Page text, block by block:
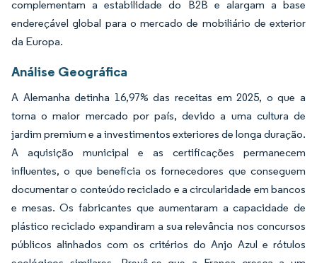
complementam a estabilidade do B2B e alargam a base
endereçável global para o mercado de mobiliário de exterior
da Europa.
Análise Geográfica
A Alemanha detinha 16,97% das receitas em 2025, o que a
torna o maior mercado por país, devido a uma cultura de
jardim premium e a investimentos exteriores de longa duração.
A aquisição municipal e as certificações permanecem
influentes, o que beneficia os fornecedores que conseguem
documentar o conteúdo reciclado e a circularidade em bancos
e mesas. Os fabricantes que aumentaram a capacidade de
plástico reciclado expandiram a sua relevância nos concursos
públicos alinhados com os critérios do Anjo Azul e rótulos